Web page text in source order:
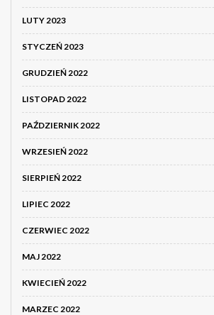
LUTY 2023
STYCZEŃ 2023
GRUDZIEŃ 2022
LISTOPAD 2022
PAŹDZIERNIK 2022
WRZESIEŃ 2022
SIERPIEŃ 2022
LIPIEC 2022
CZERWIEC 2022
MAJ 2022
KWIECIEŃ 2022
MARZEC 2022